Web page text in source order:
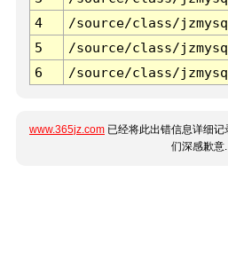
4
/source/class/
5
/source/class/
6
/source/class/
www.365jz.com 已经将此出错信息详细
们深感歉意.